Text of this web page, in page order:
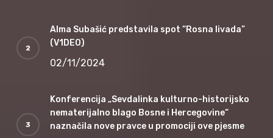
Alma Subašić predstavila spot “Rosna livada”
(V1DEO)
02/11/2024
Konferencija „Sevdalinka kulturno-historijsko
nematerijalno blago Bosne i Hercegovine“
naznačila nove pravce u promociji ove pjesme